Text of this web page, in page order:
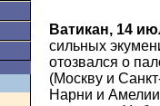
Ватикан, 14
сильных
отозвался о
(Москву и
Нарни и